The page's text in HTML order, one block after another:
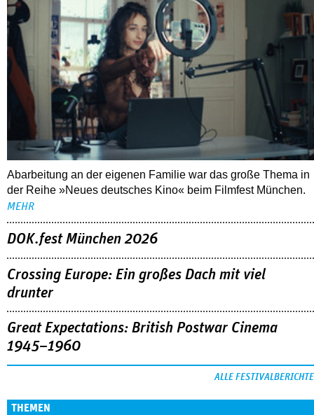
Abarbeitung an der eigenen Familie war das große Thema in
der Reihe »Neues deutsches Kino« beim Filmfest München.
MEHR
DOK.fest München 2026
Crossing Europe: Ein großes Dach mit viel
drunter
Great Expectations: British Postwar Cinema
1945–1960
ALLE FESTIVALBERICHTE
THEMEN